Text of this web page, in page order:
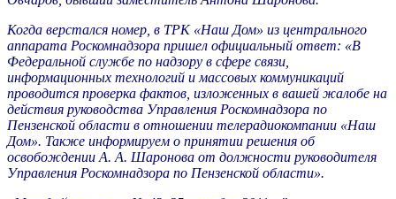
Когда верстался номер, в ТРК «Наш Дом» из центрального
аппарата Роскомнадзора пришел официальный ответ: «В
Федеральной службе по надзору в сфере связи,
информационных технологий и массовых коммуникаций
проводится проверка фактов, изложенных в вашей жалобе на
действия руководства Управления Роскомнадзора по
Пензенской области в отношении телерадиокомпании «Наш
Дом». Также информируем о принятии решения об
освобождении А. А. Шаронова от должности руководителя
Управления Роскомнадзора по Пензенской области».